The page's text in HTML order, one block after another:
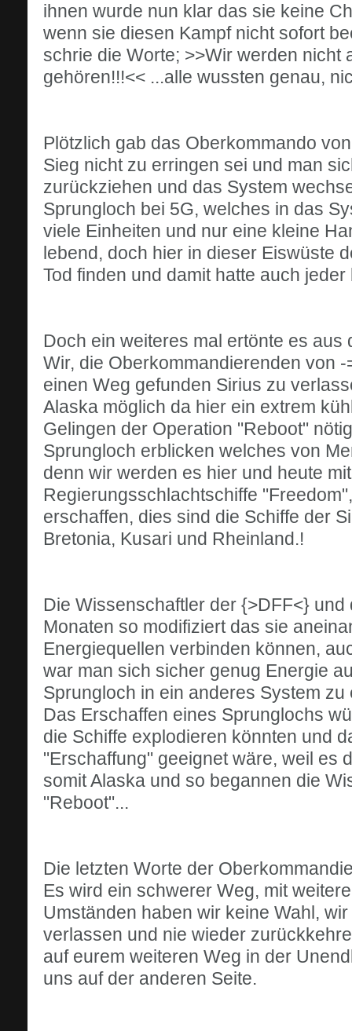
ihnen wurde nun klar das sie keine
wenn sie diesen Kampf nicht sofort
schrie die Worte; >>Wir werden nicht
gehören!!!<< ...alle wussten genau,
Plötzlich gab das Oberkommando
Sieg nicht zu erringen sei und man
zurückziehen und das System
Sprungloch bei 5G, welches in das
viele Einheiten und nur eine kleine
lebend, doch hier in dieser Eiswüste
Tod finden und damit hatte auch
Doch ein weiteres mal ertönte es aus
Wir, die Oberkommandierenden von
einen Weg gefunden Sirius zu
Alaska möglich da hier ein extrem
Gelingen der Operation "Reboot"
Sprungloch erblicken welches von
denn wir werden es hier und heute
Regierungsschlachtschiffe
erschaffen, dies sind die Schiffe der
Bretonia, Kusari und Rheinland.!
Die Wissenschaftler der {>DFF<}
Monaten so modifiziert das sie
Energiequellen verbinden können,
war man sich sicher genug Energie
Sprungloch in ein anderes System zu
Das Erschaffen eines Sprunglochs
die Schiffe explodieren könnten und
"Erschaffung" geeignet wäre, weil es
somit Alaska und so begannen die
"Reboot"...
Die letzten Worte der
Es wird ein schwerer Weg, mit
Umständen haben wir keine Wahl,
verlassen und nie wieder
auf eurem weiteren Weg in der
uns auf der anderen Seite.